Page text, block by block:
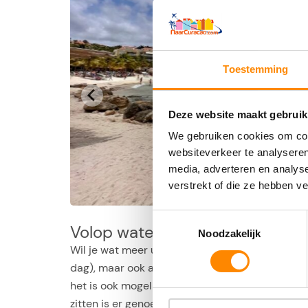
Toestemming
Deze website maakt
We gebruiken cookies om
websiteverkeer te
media, adverteren en
verstrekt of die ze hebben
Noodzakelijk
Volop watersporten
Wil je wat meer uitdaging dan snorkelen? Dan
dag), maar ook als ervaren duiker kun je mee
het is ook mogelijk om te kayakken,
zitten is er genoeg te doen bij Blue Bay Beach.